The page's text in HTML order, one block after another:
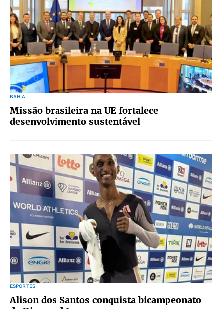
BAHIA
Missão brasileira na UE fortalece
desenvolvimento sustentável
ESPORTES
Alison dos Santos conquista bicampeonato